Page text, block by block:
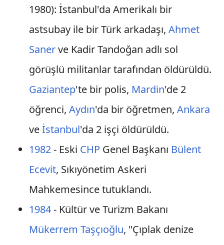
1980): İstanbul'da Amerikalı bir
astsubay ile bir Türk arkadaşı, Ahmet
Sanerve Kadir Tandoğan adlı sol
görüşlü militanlar tarafından öldürüldü.
Gaziantep'te bir polis, Mardin'de 2
öğrenci, Aydın'da bir öğretmen, Ankara
veİstanbul'da 2 işçi öldürüldü.
1982- Eski CHP Genel Başkanı Bülent
Ecevit, Sıkıyönetim Askeri
Mahkemesince tutuklandı.
1984- Kültür ve Turizm Bakanı
Mükerrem Taşçıoğlu, "Çıplak denize